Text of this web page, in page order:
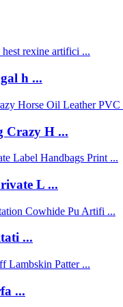
h ...
Crazy H ...
L ...
...
...